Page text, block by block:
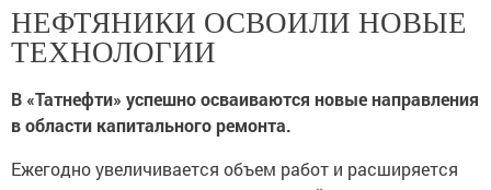
НЕФТЯНИКИ ОСВОИЛИ НОВЫЕ
ТЕХНОЛОГИИ
В «Татнефти» успешно осваиваются новые направления
в области капитального ремонта.
Ежегодно увеличивается объем работ и расширяется